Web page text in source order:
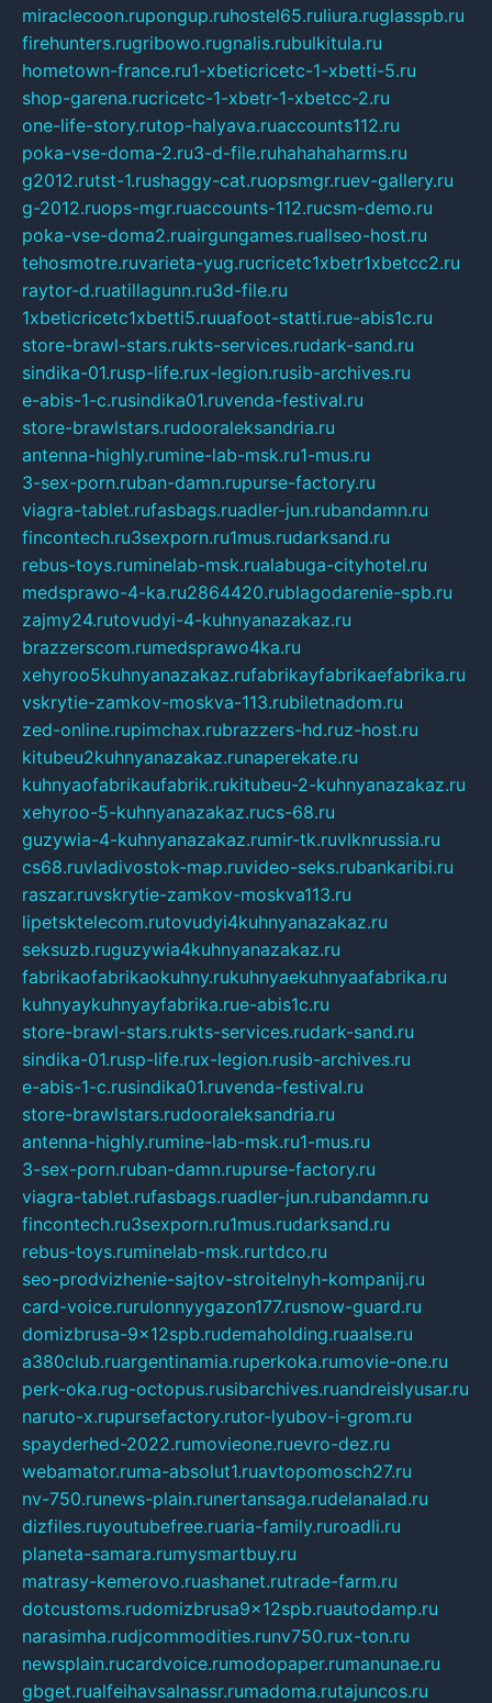
miraclecoon.rupongup.ruhostel65.ruliura.ruglasspb.ru
firehunters.rugribowo.rugnalis.rubulkitula.ru
hometown-france.ru1-xbeticricetc-1-xbetti-5.ru
shop-garena.rucricetc-1-xbetr-1-xbetcc-2.ru
one-life-story.rutop-halyava.ruaccounts112.ru
poka-vse-doma-2.ru3-d-file.ruhahahaharms.ru
g2012.rutst-1.rushaggy-cat.ruopsmgr.ruev-gallery.ru
g-2012.ruops-mgr.ruaccounts-112.rucsm-demo.ru
poka-vse-doma2.ruairgungames.ruallseo-host.ru
tehosmotre.ruvarieta-yug.rucricetc1xbetr1xbetcc2.ru
raytor-d.ruatillagunn.ru3d-file.ru
1xbeticricetc1xbetti5.ruuafoot-statti.rue-abis1c.ru
store-brawl-stars.rukts-services.rudark-sand.ru
sindika-01.rusp-life.rux-legion.rusib-archives.ru
e-abis-1-c.rusindika01.ruvenda-festival.ru
store-brawlstars.rudooraleksandria.ru
antenna-highly.rumine-lab-msk.ru1-mus.ru
3-sex-porn.ruban-damn.rupurse-factory.ru
viagra-tablet.rufasbags.ruadler-jun.rubandamn.ru
fincontech.ru3sexporn.ru1mus.rudarksand.ru
rebus-toys.ruminelab-msk.rualabuga-cityhotel.ru
medsprawo-4-ka.ru2864420.rublagodarenie-spb.ru
zajmy24.rutovudyi-4-kuhnyanazakaz.ru
brazzerscom.rumedsprawo4ka.ru
xehyroo5kuhnyanazakaz.rufabrikayfabrikaefabrika.ru
vskrytie-zamkov-moskva-113.rubiletnadom.ru
zed-online.rupimchax.rubrazzers-hd.ruz-host.ru
kitubeu2kuhnyanazakaz.runaperekate.ru
kuhnyaofabrikaufabrik.rukitubeu-2-kuhnyanazakaz.ru
xehyroo-5-kuhnyanazakaz.rucs-68.ru
guzywia-4-kuhnyanazakaz.rumir-tk.ruvlknrussia.ru
cs68.ruvladivostok-map.ruvideo-seks.rubankaribi.ru
raszar.ruvskrytie-zamkov-moskva113.ru
lipetsktelecom.rutovudyi4kuhnyanazakaz.ru
seksuzb.ruguzywia4kuhnyanazakaz.ru
fabrikaofabrikaokuhny.rukuhnyaekuhnyaafabrika.ru
kuhnyaykuhnyayfabrika.rue-abis1c.ru
store-brawl-stars.rukts-services.rudark-sand.ru
sindika-01.rusp-life.rux-legion.rusib-archives.ru
e-abis-1-c.rusindika01.ruvenda-festival.ru
store-brawlstars.rudooraleksandria.ru
antenna-highly.rumine-lab-msk.ru1-mus.ru
3-sex-porn.ruban-damn.rupurse-factory.ru
viagra-tablet.rufasbags.ruadler-jun.rubandamn.ru
fincontech.ru3sexporn.ru1mus.rudarksand.ru
rebus-toys.ruminelab-msk.rurtdco.ru
seo-prodvizhenie-sajtov-stroitelnyh-kompanij.ru
card-voice.rurulonnyygazon177.rusnow-guard.ru
domizbrusa-9x12spb.rudemaholding.ruaalse.ru
a380club.ruargentinamia.ruperkoka.rumovie-one.ru
perk-oka.rug-octopus.rusibarchives.ruandreislyusar.ru
naruto-x.rupursefactory.rutor-lyubov-i-grom.ru
spayderhed-2022.rumovieone.ruevro-dez.ru
webamator.ruma-absolut1.ruavtopomosch27.ru
nv-750.runews-plain.runertansaga.rudelanalad.ru
dizfiles.ruyoutubefree.ruaria-family.ruroadli.ru
planeta-samara.rumysmartbuy.ru
matrasy-kemerovo.ruashanet.rutrade-farm.ru
dotcustoms.rudomizbrusa9x12spb.ruautodamp.ru
narasimha.rudjcommodities.runv750.rux-ton.ru
newsplain.rucardvoice.rumodopaper.rumanunae.ru
gbget.rualfeihavsalnassr.rumadoma.rutajuncos.ru